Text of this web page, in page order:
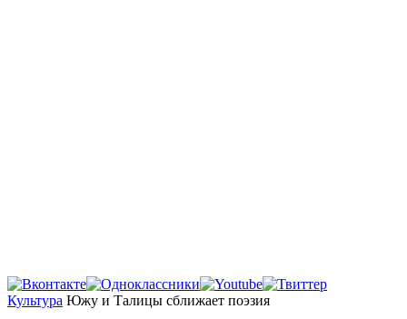
Главная
Культура Южу и Талицы сближает поэзия